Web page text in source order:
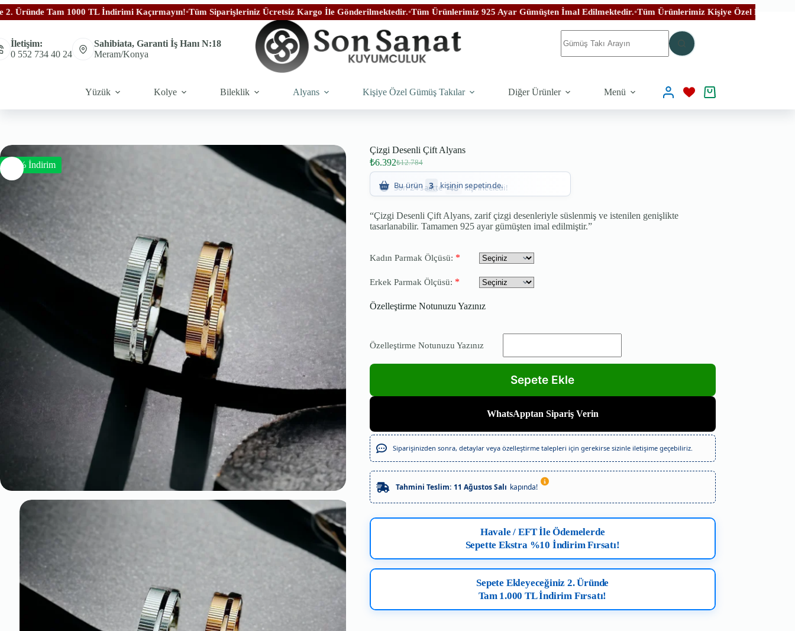
1000 TL İndirimi Kaçırmayın!•Tüm Siparişleriniz Ücretsiz Kargo İle Gönderilmektedir.•Tüm Ürünlerimiz 925 Ayar Gümüşten İmal Edilmektedir.•Tüm Ürünlerimiz Kişiye Özel El İşçiliği İle Özenle
İletişim:
0 552 734 40 24
Sahibiata, Garanti İş Hanı N:18
Meram/Konya
Yüzük Kolye Bileklik Alyans Kişiye Özel Gümüş Takılar Diğer Ürünler Menü
-50% İndirim
Çizgi Desenli Çift Alyans
₺12.784
₺6.392
Son 24 saatte 48 kişi inceledi!
“Çizgi Desenli Çift Alyans, zarif çizgi desenleriyle süslenmiş ve istenilen genişlikte
tasarlanabilir. Tamamen 925 ayar gümüşten imal edilmiştir.”
Kadın Parmak Ölçüsü: *
Erkek Parmak Ölçüsü: *
Özelleştirme Notunuzu Yazınız
Özelleştirme Notunuzu Yazınız
WhatsApptan Sipariş Verin
Siparişinizden sonra, detaylar veya özelleştirme talepleri için gerekirse sizinle iletişime geçebiliriz.
Tahmini Teslim: 11 Ağustos Salı kapında!
Havale / EFT İle Ödemelerde
Sepette Ekstra %10 İndirim Fırsatı!
Sepete Ekleyeceğiniz 2. Üründe
Tam 1.000 TL İndirim Fırsatı!